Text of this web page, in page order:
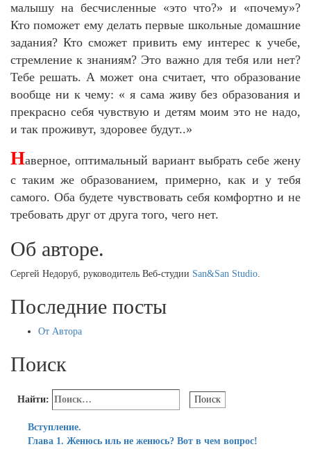
малышу на бесчисленные «это что?» и «почему»?
Кто поможет ему делать первые школьные домашние
задания? Кто сможет привить ему интерес к учебе,
стремление к знаниям? Это важно для тебя или нет?
Тебе решать. А может она считает, что образование
вообще ни к чему: « я сама живу без образования и
прекрасно себя чувствую и детям моим это не надо,
и так проживут, здоровее будут..»
Наверное, оптимальный вариант выбрать себе жену
с таким же образованием, примерно, как и у тебя
самого. Оба будете чувствовать себя комфортно и не
требовать друг от друга того, чего нет.
Об авторе.
Сергей Недоруб, руководитель Веб-студии San&San Studio.
Последние посты
От Автора
Поиск
Найти:
Вступление.
Глава 1. Женюсь иль не женюсь? Вот в чем вопрос!